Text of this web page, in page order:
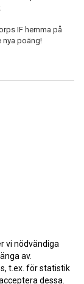
IF hemma på
nya poäng!
vi nödvändiga
av.
t.ex. för statistik
dessa.